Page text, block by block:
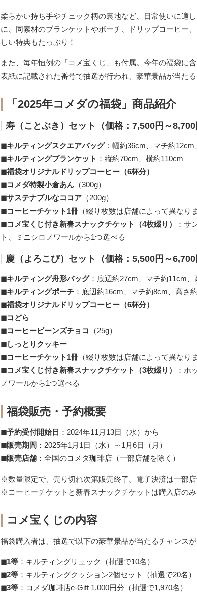
柔らかい持ち手やチェック柄の裏地など、日常使いに適
に、同素材のブランケットやポーチ、ドリップコーヒー
しい特典もたっぷり！
また、毎年恒例の「コメ宝くじ」も付属。今年の福袋に
表紙に記載された番号で抽選が行われ、豪華景品が当たる
「2025年コメダの福袋」商品紹介
寿（ことぶき）セット（価格：7,500円～8,700
◼︎キルティングスクエアバッグ：幅約36cm、マチ約12cm
◼︎キルティングブランケット ：縦約70cm、横約110cm
◼︎福袋オリジナルドリップコーヒー（6杯分）
◼︎コメダ特製小倉あん （300g）
◼︎サステナブルなココア （200g）
◼︎コーヒーチケット1冊 （綴り枚数は店舗によって異なり
◼︎コメ宝くじ付き新春スナックチケット（4枚綴り）
：サ
ト、ミニシロノワールから1つ選べる
慶（よろこび）セット（価格：5,500円～6,700
◼︎キルティング舟形バッグ：底辺約27cm、マチ約11cm、
◼︎キルティングポーチ ：底辺約16cm、マチ約8cm、高さ
◼︎福袋オリジナルドリップコーヒー（6杯分）
◼︎コどら
◼︎コーヒービーンズチョコ
（25g）
◼︎しっとりクッキー
◼︎コーヒーチケット1冊 （綴り枚数は店舗によって異なり
◼︎コメ宝くじ付き新春スナックチケット（3枚綴り）
：ホ
ノワールから1つ選べる
福袋販売・予約概要
◼︎予約受付開始日 ：2024年11月13日（水）から
◼︎販売期間 ：2025年1月1日（水）～1月6日（月）
◼︎販売店舗 ：全国のコメダ珈琲店（一部店舗を除く）
※数量限定で、売り切れ次第販売終了。電子決済は一部店
※コーヒーチケットと新春スナックチケットは購入店のみ
コメ宝くじの内容
福袋購入者は、抽選で以下の豪華景品が当たるチャンスが
◼︎1等 ：キルティングリュック（抽選で10名）
◼︎2等 ：キルティングクッション2個セット（抽選で20名）
◼︎3等 ：コメダ珈琲店e-Gift 1,000円分（抽選で1,970名）